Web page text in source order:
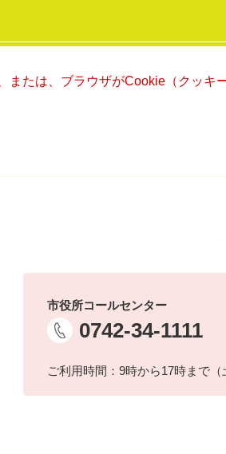
たは、ブラウザがCookie（クッキ
市役所コールセンター
0742-34-1111
ご利用時間：9時から17時まで（